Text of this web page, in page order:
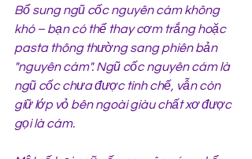
Bổ sung ngũ cốc nguyên cám không
khó – bạn có thể thay cơm trắng hoặc
pasta thông thường sang phiên bản
"nguyên cám". Ngũ cốc nguyên cám là
ngũ cốc chưa được tinh chế, vẫn còn
giữ lớp vỏ bên ngoài giàu chất xơ được
gọi là cám.